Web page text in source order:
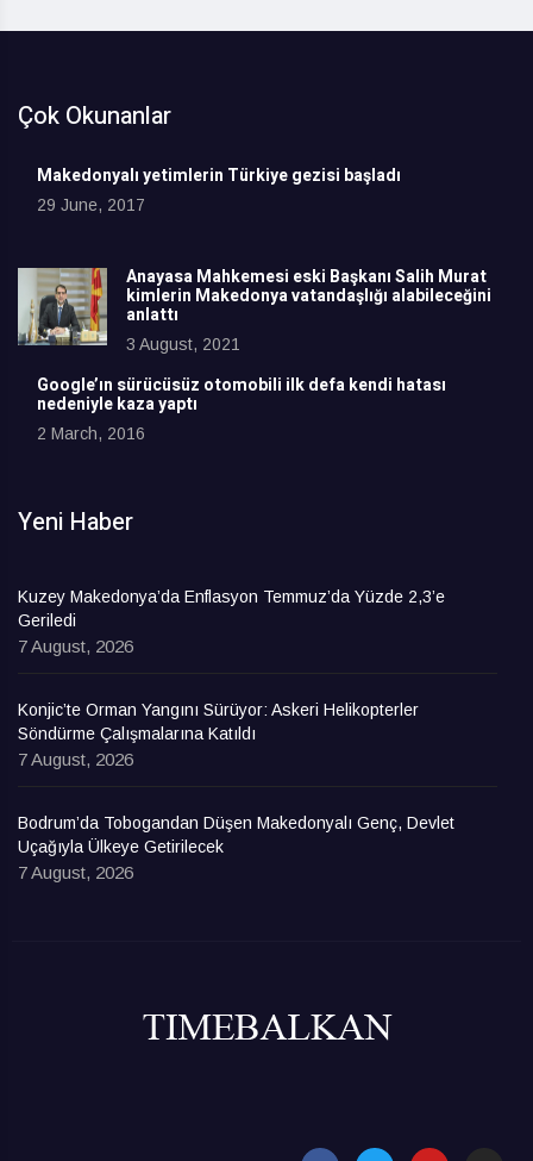
Çok Okunanlar
Makedonyalı yetimlerin Türkiye gezisi başladı
29 June, 2017
Anayasa Mahkemesi eski Başkanı Salih Murat
kimlerin Makedonya vatandaşlığı alabileceğini
anlattı
3 August, 2021
Google’ın sürücüsüz otomobili ilk defa kendi hatası
nedeniyle kaza yaptı
2 March, 2016
Yeni Haber
Kuzey Makedonya’da Enflasyon Temmuz’da Yüzde 2,3’e
Geriledi
7 August, 2026
Konjic’te Orman Yangını Sürüyor: Askeri Helikopterler
Söndürme Çalışmalarına Katıldı
7 August, 2026
Bodrum’da Tobogandan Düşen Makedonyalı Genç, Devlet
Uçağıyla Ülkeye Getirilecek
7 August, 2026